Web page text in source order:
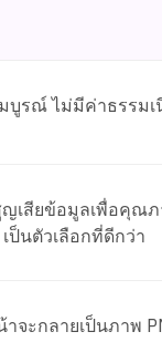
มบูรณ์ ไม่มีค่าธรรม
เสียข้อมูลเพื่อคุณ
ป็นตัวเลือกที่ดีกว่า
จะกลายเป็นภาพ